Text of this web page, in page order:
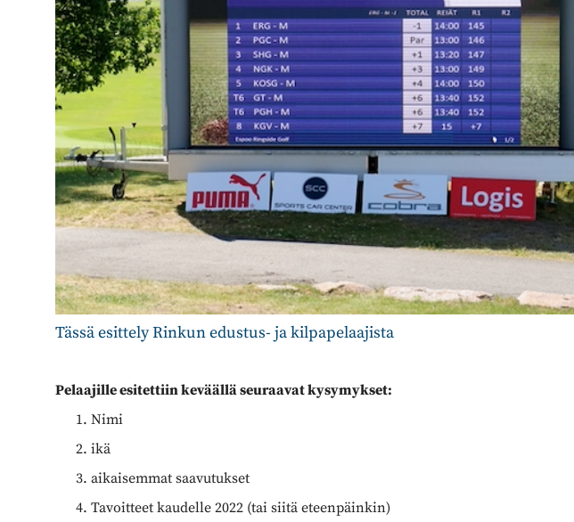
Tässä esittely Rinkun edustus- ja kilpapelaajista
Pelaajille esitettiin keväällä seuraavat kysymykset:
Nimi
ikä
aikaisemmat saavutukset
Tavoitteet kaudelle 2022 (tai siitä eteenpäinkin)